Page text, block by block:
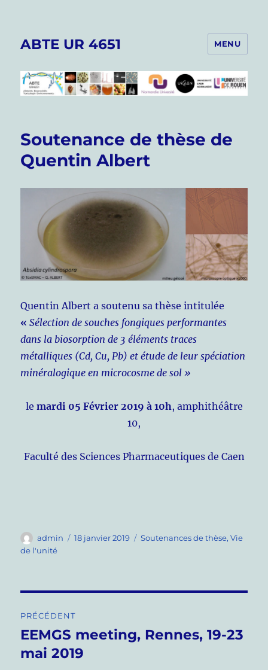
ABTE UR 4651 MENU
Soutenance de thèse de
Quentin Albert
Quentin Albert a soutenu sa thèse intitulée
«Sélection de souches fongiques performantes
dans la biosorption de 3 éléments traces
métalliques (Cd, Cu, Pb) et étude de leur spéciation
minéralogique en microcosme de sol »
le mardi 05 Février 2019 à 10h, amphithéâtre
10,
Faculté des Sciences Pharmaceutiques de Caen
Auteur
admin
Publié
18 janvier 2019 Catégories
Soutenances de thèse,Vie
de l'unité
de
l’article
PRÉCÉDENT
Publication
précédente :
EEMGS meeting, Rennes, 19-23
mai 2019